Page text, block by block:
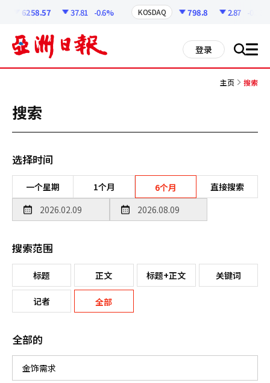
6258.57 37.81 -0.6% KOSDAQ 798.8 2.87 -0.36%
登录 搜 all
主页 搜索
搜索
选择时间
一个星期 1个月 6个月 直接搜索
搜索范围
标题 正文 标题+正文 关键词
记者 全部
全部的